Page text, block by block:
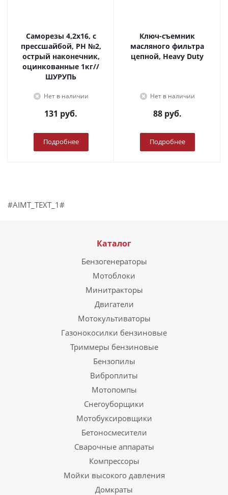
Саморезы 4,2х16, с
прессшайбой, PH №2,
острый наконечник,
оцинкованные 1кг//
ШУРУПЬ
Нет в наличии
131 руб.
Подробнее
Ключ-съемник
масляного фильтра
цепной, Heavy Duty
Нет в наличии
88руб.
Подробнее
#AIMT_TEXT_1#
Каталог
Бензогенераторы
Мотоблоки
Минитракторы
Двигатели
Мотокультиваторы
Газонокосилки бензиновые
Триммеры бензиновые
Бензопилы
Виброплиты
Мотопомпы
Снегоуборщики
Мотобуксировщики
Бетоносмесители
Сварочные аппараты
Компрессоры
Мойки высокого давления
Домкраты